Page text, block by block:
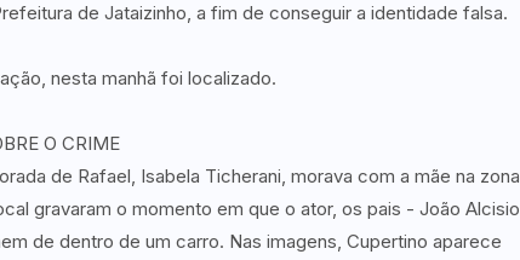
de Jataizinho, a fim de conseguir a identidade falsa.
nesta manhã foi localizado.
O CRIME
de Rafael, Isabela Ticherani, morava com a mãe na zona
gravaram o momento em que o ator, os pais - João Alcisio
de dentro de um carro. Nas imagens, Cupertino aparece